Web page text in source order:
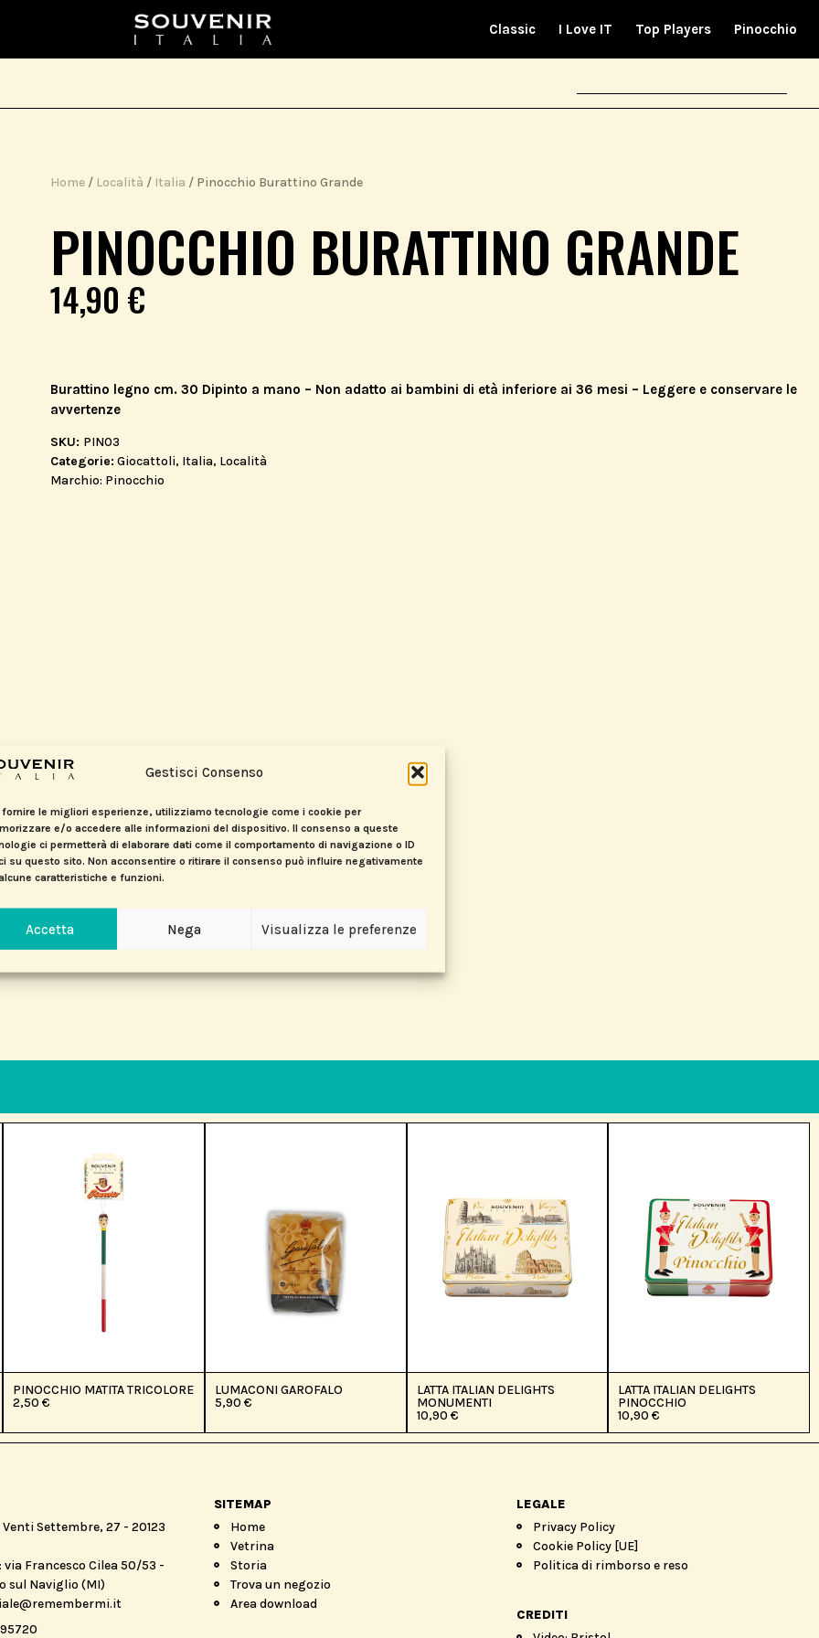
Gestisci Consenso
fornire le migliori esperienze, utilizziamo tecnologie come i cookie per
e/o accedere alle informazioni del dispositivo. Il consenso a queste
ci permetterà di elaborare dati come il comportamento di navigazione o ID
su questo sito. Non acconsentire o ritirare il consenso può influire negativamente
caratteristiche e funzioni.
Accetta Nega Visualizza le preferenze
Classic I Love IT Top Players Pinocchio
Home / Località / Italia / Pinocchio Burattino Grande
PINOCCHIO BURATTINO GRANDE
14,90€
Burattino legno cm. 30 Dipinto a mano – Non adatto ai bambini di età inferiore ai 36 mesi – Leggere e conservare le
avvertenze
SKU: PIN03
Categorie: Giocattoli, Italia, Località
Marchio: Pinocchio
PINOCCHIO MATITA TRICOLORE
2,50€
LUMACONI GAROFALO
5,90 €
LATTA ITALIAN DELIGHTS
MONUMENTI
10,90 €
LATTA ITALIAN DELIGHTS
PINOCCHIO
10,90€
Venti Settembre, 27 - 20123
via Francesco Cilea 50/53 -
sul Naviglio (MI)
SITEMAP
Home
Vetrina
Storia
Trova un negozio
Area download
LEGALE
Privacy Policy
Cookie Policy [UE]
Politica di rimborso e reso
CREDITI